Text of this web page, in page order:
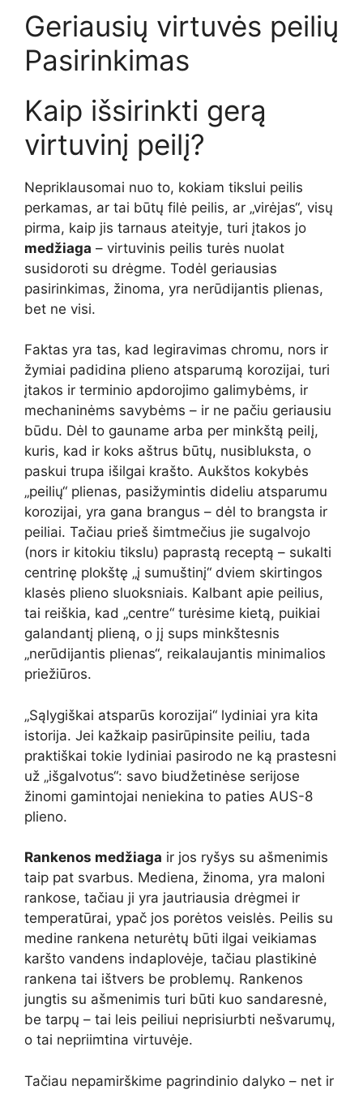
Geriausių virtuvės peilių
Pasirinkimas
Kaip išsirinkti gerą
virtuvinį peilį?
Nepriklausomai nuo to, kokiam tikslui peilis
perkamas, ar tai būtų filė peilis, ar „virėjas“, visų
pirma, kaip jis tarnaus ateityje, turi įtakos jo
medžiaga – virtuvinis peilis turės nuolat
susidoroti su drėgme. Todėl geriausias
pasirinkimas, žinoma, yra nerūdijantis plienas,
bet ne visi.
Faktas yra tas, kad legiravimas chromu, nors ir
žymiai padidina plieno atsparumą korozijai, turi
įtakos ir terminio apdorojimo galimybėms, ir
mechaninėms savybėms – ir ne pačiu geriausiu
būdu. Dėl to gauname arba per minkštą peilį,
kuris, kad ir koks aštrus būtų, nusibluksta, o
paskui trupa išilgai krašto. Aukštos kokybės
„peilių“ plienas, pasižymintis dideliu atsparumu
korozijai, yra gana brangus – dėl to brangsta ir
peiliai. Tačiau prieš šimtmečius jie sugalvojo
(nors ir kitokiu tikslu) paprastą receptą – sukalti
centrinę plokštę „į sumuštinį“ dviem skirtingos
klasės plieno sluoksniais. Kalbant apie peilius,
tai reiškia, kad „centre“ turėsime kietą, puikiai
galandantį plieną, o jį sups minkštesnis
„nerūdijantis plienas“, reikalaujantis minimalios
priežiūros.
„Sąlygiškai atsparūs korozijai“ lydiniai yra kita
istorija. Jei kažkaip pasirūpinsite peiliu, tada
praktiškai tokie lydiniai pasirodo ne ką prastesni
už „išgalvotus“: savo biudžetinėse serijose
žinomi gamintojai neniekina to paties AUS-8
plieno.
Rankenos medžiaga ir jos ryšys su ašmenimis
taip pat svarbus. Mediena, žinoma, yra maloni
rankose, tačiau ji yra jautriausia drėgmei ir
temperatūrai, ypač jos porėtos veislės. Peilis su
medine rankena neturėtų būti ilgai veikiamas
karšto vandens indaplovėje, tačiau plastikinė
rankena tai ištvers be problemų. Rankenos
jungtis su ašmenimis turi būti kuo sandaresnė,
be tarpų – tai leis peiliui neprisiurbti nešvarumų,
o tai nepriimtina virtuvėje.
Tačiau nepamirškime pagrindinio dalyko – net ir